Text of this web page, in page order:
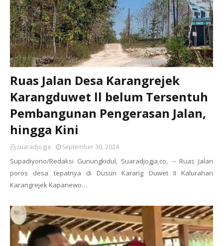
Ruas Jalan Desa Karangrejek
Karangduwet ll belum Tersentuh
Pembangunan Pengerasan Jalan,
hingga Kini
suaradjogja September 30, 2024
Supadiyono/Redaksi Gunungkidul, Suaradjogja.co, -- Ruas Jalan
poros desa tepatnya di Dusun Karang Duwet II Kalurahan
Karangrejek Kapanewo…